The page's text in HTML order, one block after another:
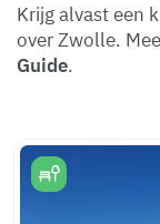
Krijg alvast een
over Zwolle.
Guide.